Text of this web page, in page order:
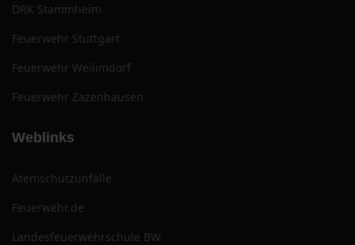
DRK Stammheim
Feuerwehr Stuttgart
Feuerwehr Weilimdorf
Feuerwehr Zazenhausen
Weblinks
Atemschutzunfälle
Feuerwehr.de
Landesfeuerwehrschule BW